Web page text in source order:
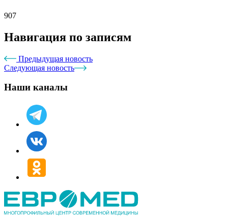
907
Навигация по записям
Предыдущая новость
Следующая новость
Наши каналы